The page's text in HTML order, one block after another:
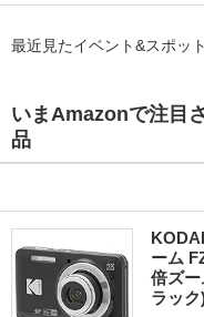
最近見たイベント&スポッ
いまAmazonで注目
品
ーム
倍ズ
ラック